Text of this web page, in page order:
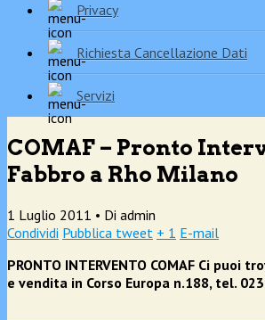
Privacy
Richiesta Cancellazione Dati
Servizi
COMAF – Pronto
Fabbro a Rho Milano
1 Luglio 2011 • Di admin
Condividi Pubblica tweet + 1 E-mail
PRONTO INTERVENTO COMAF Ci puoi
e vendita in Corso Europa n.188, tel.